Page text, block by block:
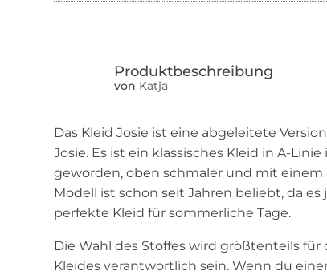
von Katja
Das Kleid Josie ist eine abgeleitete
Josie. Es ist ein klassisches Kleid in A-
geworden, oben schmaler und mit einem
Modell ist schon seit Jahren beliebt, da
perfekte Kleid für sommerliche Tage.
Die Wahl des Stoffes wird größtenteils für
Kleides verantwortlich sein. Wenn du